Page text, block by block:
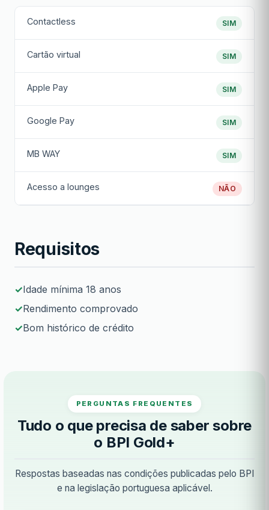
Contactless SIM
Cartão virtual SIM
Apple Pay SIM
Google Pay SIM
MB WAY SIM
Acesso a lounges NÃO
Requisitos
Idade mínima 18 anos
Rendimento comprovado
Bom histórico de crédito
PERGUNTAS FREQUENTES
Tudo o que precisa de saber sobre
o BPI Gold+
Respostas baseadas nas condições publicadas pelo BPI
e na legislação portuguesa aplicável.